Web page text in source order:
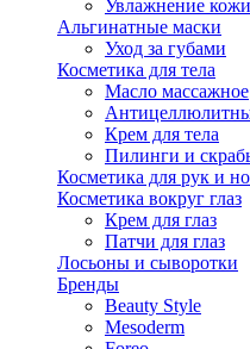
Увлажнение кожи
Альгинатные маски
Уход за губами
Косметика для тела
Масло массажное
Крем для тела
Пилинги и
Косметика для рук и
Косметика вокруг глаз
Крем для глаз
Патчи для глаз
Лосьоны и сыворотки
Бренды
Beauty Style
Mesoderm